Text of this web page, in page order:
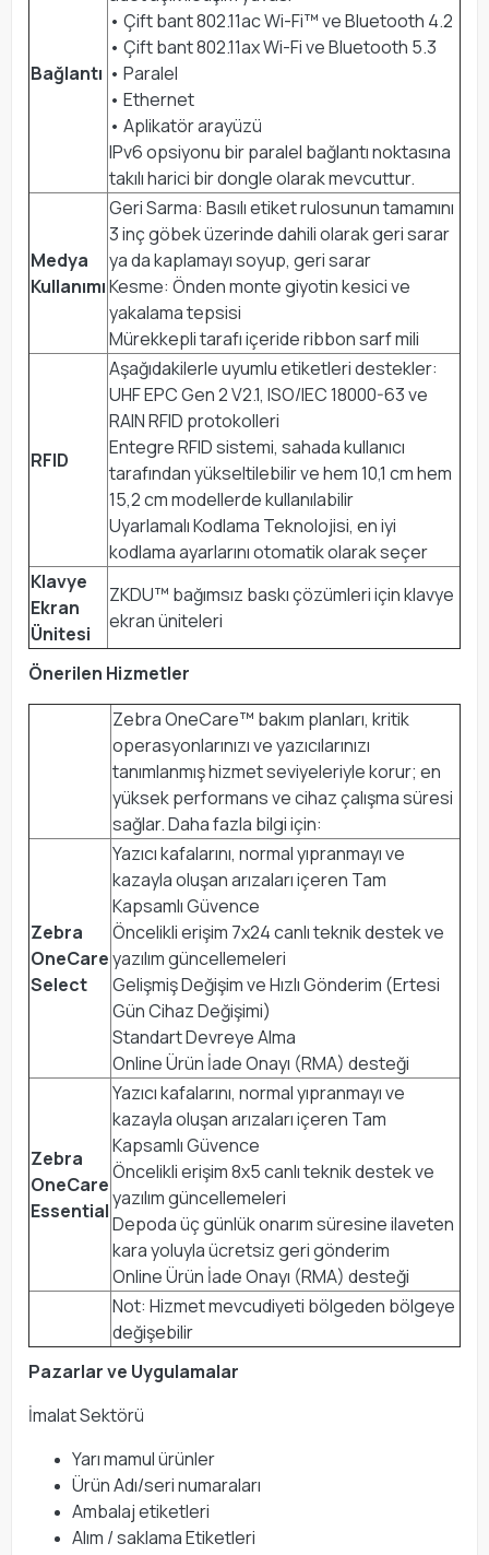
Bağlantı
• Çift bant 802.11ac Wi-Fi™ ve Bluetooth 4.2
• Çift bant 802.11ax Wi-Fi ve Bluetooth 5.3
• Paralel
• Ethernet
• Aplikatör arayüzü
IPv6 opsiyonu bir paralel bağlantı noktasına
takılı harici bir dongle olarak mevcuttur.
Medya
Kullanımı
Geri Sarma: Basılı etiket rulosunun tamamını
3 inç göbek üzerinde dahili olarak geri sarar
ya da kaplamayı soyup, geri sarar
Kesme: Önden monte giyotin kesici ve
yakalama tepsisi
Mürekkepli tarafı içeride ribbon sarf mili
RFID
Aşağıdakilerle uyumlu etiketleri destekler:
UHF EPC Gen 2 V2.1, ISO/IEC 18000-63 ve
RAIN RFID protokolleri
Entegre RFID sistemi, sahada kullanıcı
tarafından yükseltilebilir ve hem 10,1 cm hem
15,2 cm modellerde kullanılabilir
Uyarlamalı Kodlama Teknolojisi, en iyi
kodlama ayarlarını otomatik olarak seçer
Klavye
Ekran
Ünitesi
ZKDU™ bağımsız baskı çözümleri için klavye
ekran üniteleri
Önerilen Hizmetler
Zebra OneCare™ bakım planları, kritik
operasyonlarınızı ve yazıcılarınızı
tanımlanmış hizmet seviyeleriyle korur; en
yüksek performans ve cihaz çalışma süresi
sağlar. Daha fazla bilgi için:
Zebra
OneCare
Select
Yazıcı kafalarını, normal yıpranmayı ve
kazayla oluşan arızaları içeren Tam
Kapsamlı Güvence
Öncelikli erişim 7x24 canlı teknik destek ve
yazılım güncellemeleri
Gelişmiş Değişim ve Hızlı Gönderim (Ertesi
Gün Cihaz Değişimi)
Standart Devreye Alma
Online Ürün İade Onayı (RMA) desteği
Zebra
OneCare
Essential
Yazıcı kafalarını, normal yıpranmayı ve
kazayla oluşan arızaları içeren Tam
Kapsamlı Güvence
Öncelikli erişim 8x5 canlı teknik destek ve
yazılım güncellemeleri
Depoda üç günlük onarım süresine ilaveten
kara yoluyla ücretsiz geri gönderim
Online Ürün İade Onayı (RMA) desteği
Not: Hizmet mevcudiyeti bölgeden bölgeye
değişebilir
Pazarlar ve Uygulamalar
İmalat Sektörü
Yarı mamul ürünler
Ürün Adı/seri numaraları
Ambalaj etiketleri
Alım / saklama Etiketleri